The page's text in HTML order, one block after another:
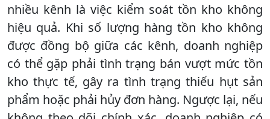
nhiều kênh là việc kiểm soát tồn kho không
hiệu quả. Khi số lượng hàng tồn kho không
được đồng bộ giữa các kênh, doanh nghiệp
có thể gặp phải tình trạng bán vượt mức tồn
kho thực tế, gây ra tình trạng thiếu hụt sản
phẩm hoặc phải hủy đơn hàng. Ngược lại, nếu